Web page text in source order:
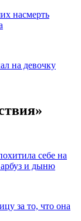
насмерть
на девочку
себе на
и дыню
за то, что она